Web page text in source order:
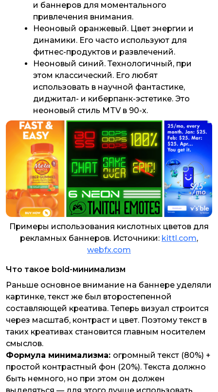
и баннеров для моментального
привлечения внимания.
Неоновый оранжевый. Цвет энергии и
динамики. Его часто используют для
фитнес-продуктов и развлечений.
Неоновый синий. Технологичный, при
этом классический. Его любят
использовать в научной фантастике,
диджитал- и киберпанк-эстетике. Это
неоновый стиль MTV в 90-х.
Примеры использования кислотных цветов для
рекламных баннеров. Источники: kittl.com,
webfx.com
Что такое bold-минимализм
Раньше основное внимание на баннере уделяли
картинке, текст же был второстепенной
составляющей креатива. Теперь визуал строится
через масштаб, контраст и цвет. Поэтому текст в
таких креативах становится главным носителем
смыслов.
Формула минимализма: огромный текст (80%) +
простой контрастный фон (20%). Текста должно
быть немного, но при этом он должен